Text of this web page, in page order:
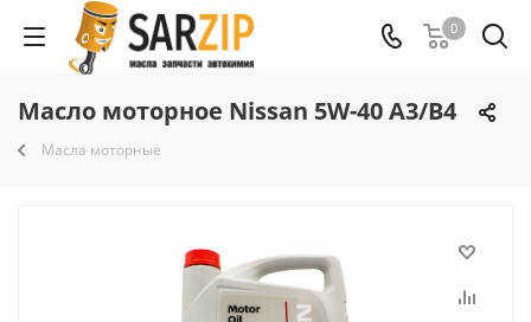
0
Масло моторное Nissan 5W-40 A3/B4
Масла моторные